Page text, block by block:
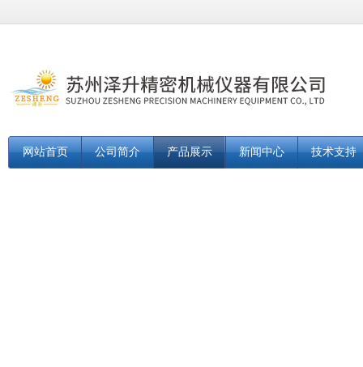
网站首页 公司简介 产品展示 新闻中心 技术支持